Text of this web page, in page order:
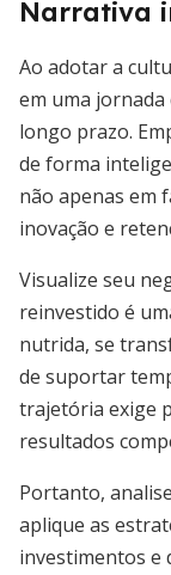
Narrativa
Ao adotar a
em uma jornada
longo prazo.
de forma
não apenas em
inovação e
Visualize seu
reinvestido é
nutrida, se
de suportar
trajetória exige
resultados
Portanto,
aplique as
investimentos e